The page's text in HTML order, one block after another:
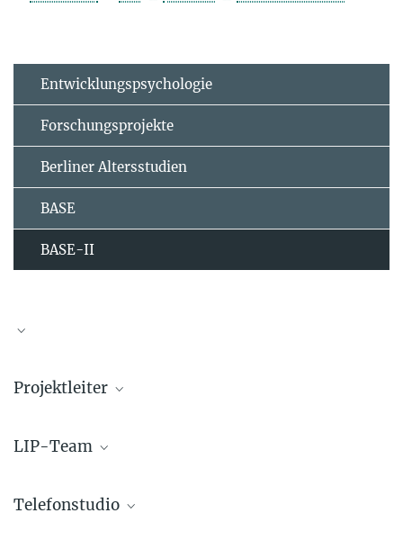
Entwicklungspsychologie
Forschungsprojekte
Berliner Altersstudien
BASE
BASE-II
Ausführliche Information finden Sie auf der Website der Studie.
Projektleiter
LIP-Team
Telefonstudio